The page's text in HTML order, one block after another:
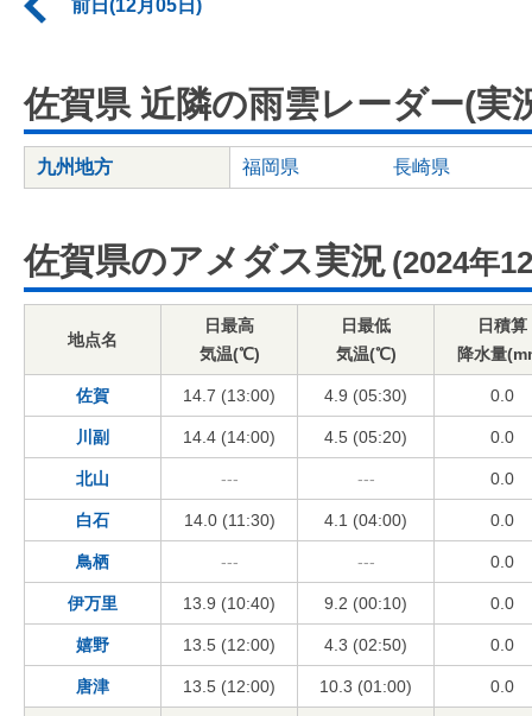
前日(12月05日)
佐賀県 近隣の雨雲レーダー(実
九州地方 福岡県 長崎県
佐賀県のアメダス実況 (2024年
地点名
日最高
気温(℃)
日最低
気温(℃)
日積算
降水量
佐賀 14.7 (13:00) 4.9 (05:30) 0.0
川副 14.4 (14:00) 4.5 (05:20) 0.0
北山 --- --- 0.0
白石 14.0 (11:30) 4.1 (04:00) 0.0
鳥栖 --- --- 0.0
伊万里 13.9 (10:40) 9.2 (00:10) 0.0
嬉野 13.5 (12:00) 4.3 (02:50) 0.0
唐津 13.5 (12:00) 10.3 (01:00) 0.0